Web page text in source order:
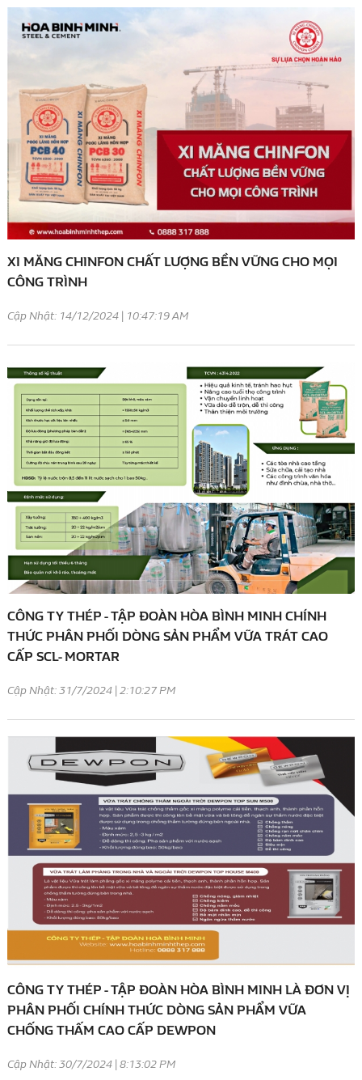
XI MĂNG CHINFON CHẤT LƯỢNG BỀN VỮNG CHO MỌI
CÔNG TRÌNH
Cập Nhật: 14/12/2024 | 10:47:19 AM
CÔNG TY THÉP - TẬP ĐOÀN HÒA BÌNH MINH CHÍNH
THỨC PHÂN PHỐI DÒNG SẢN PHẨM VỮA TRÁT CAO
CẤP SCL- MORTAR
Cập Nhật: 31/7/2024 | 2:10:27 PM
CÔNG TY THÉP - TẬP ĐOÀN HÒA BÌNH MINH LÀ ĐƠN VỊ
PHÂN PHỐI CHÍNH THỨC DÒNG SẢN PHẨM VỮA
CHỐNG THẤM CAO CẤP DEWPON
Cập Nhật: 30/7/2024 | 8:13:02 PM